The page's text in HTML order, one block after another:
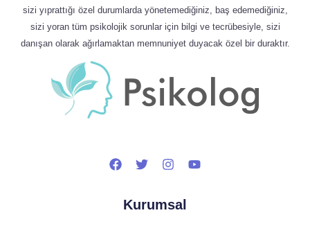
sizi yıprattığı özel durumlarda yönetemediğiniz, baş edemediğiniz,
sizi yoran tüm psikolojik sorunlar için bilgi ve tecrübesiyle, sizi
danışan olarak ağırlamaktan memnuniyet duyacak özel bir duraktır.
Kurumsal